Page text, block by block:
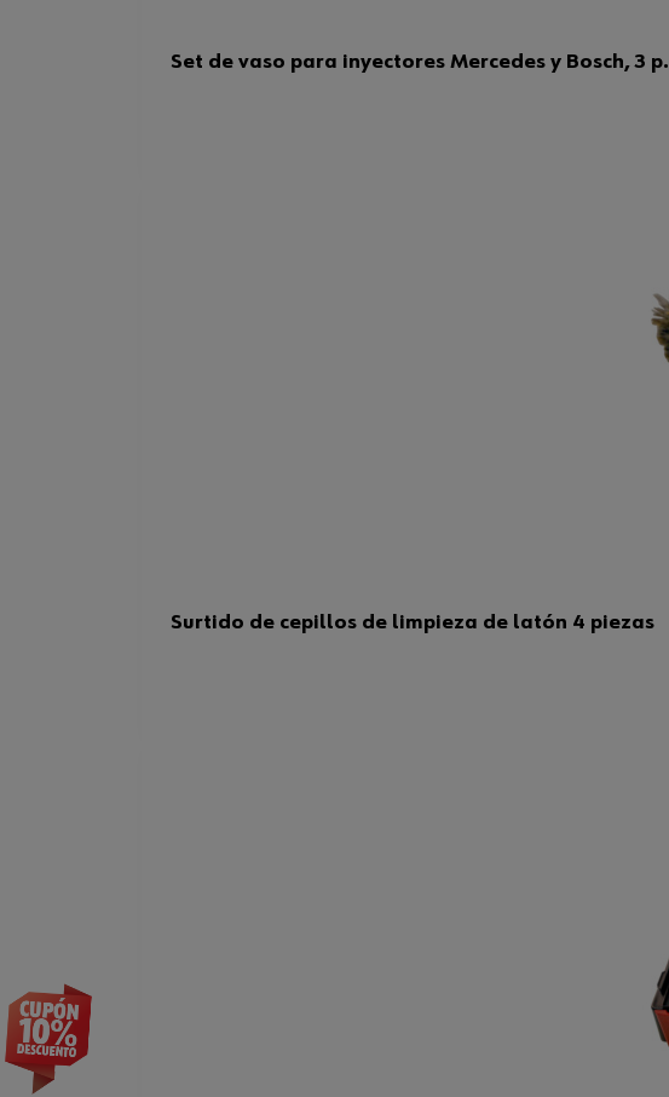
Set de vaso para inyectores Mercedes y Bosch, 3 p.
Surtido de cepillos de limpieza de latón 4 piezas